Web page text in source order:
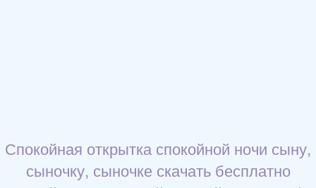
Спокойная открытка спокойной ночи сыну,
сыночку, сыночке скачать бесплатно